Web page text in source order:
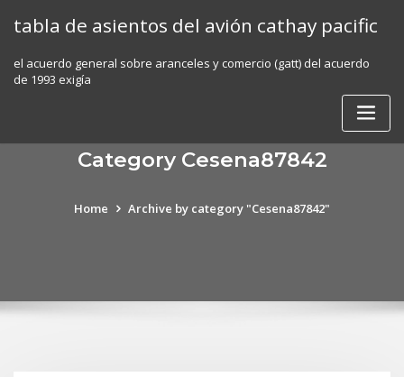
tabla de asientos del avión cathay pacific
el acuerdo general sobre aranceles y comercio (gatt) del acuerdo
de 1993 exigía
Category Cesena87842
Home Archive by category "Cesena87842"